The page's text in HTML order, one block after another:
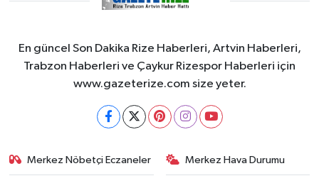
En güncel Son Dakika Rize Haberleri, Artvin Haberleri,
Trabzon Haberleri ve Çaykur Rizespor Haberleri için
www.gazeterize.com size yeter.
Merkez Nöbetçi Eczaneler Merkez Hava Durumu